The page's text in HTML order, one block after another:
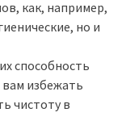
как, например,
но и
способность
избежать
чистоту в